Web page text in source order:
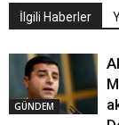
İlgili Haberler
GÜNDEM